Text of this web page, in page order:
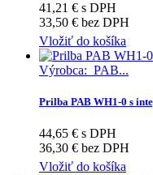
41,21 € s DPH
33,50 € bez DPH
Vložiť do košíka
Výrobca: PAB...
Prilba PAB WH1-0 s
44,65 € s DPH
36,30 € bez DPH
Vložiť do košíka